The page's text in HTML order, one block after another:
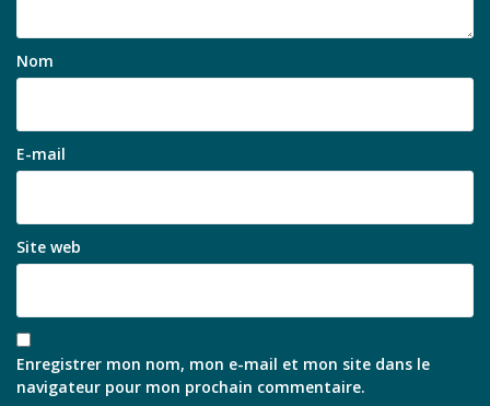
Nom
E-mail
Site web
Enregistrer mon nom, mon e-mail et mon site dans le
navigateur pour mon prochain commentaire.